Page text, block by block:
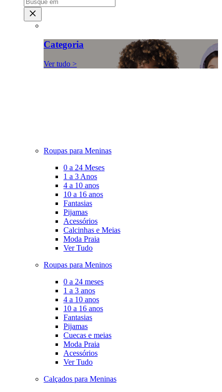
Categoria
Ver tudo >
Roupas para Meninas
0 a 24 Meses
1 a 3 Anos
4 a 10 anos
10 a 16 anos
Fantasias
Pijamas
Acessórios
Calcinhas e Meias
Moda Praia
Ver Tudo
Roupas para Meninos
0 a 24 meses
1 a 3 anos
4 a 10 anos
10 a 16 anos
Fantasias
Pijamas
Cuecas e meias
Moda Praia
Acessórios
Ver Tudo
Calçados para Meninas